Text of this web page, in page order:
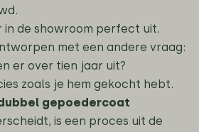
in de showroom perfect uit.
met een andere vraag:
er over tien jaar uit?
zoals je hem gekocht hebt.
gepoedercoat
is een proces uit de